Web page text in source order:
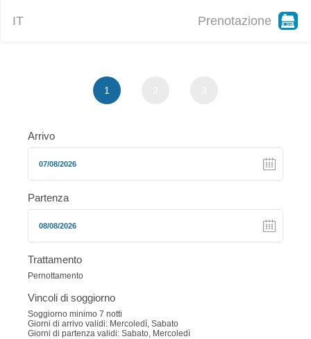
IT Prenotazione
1
Arrivo
Partenza
Trattamento
Pernottamento
Vincoli di soggiorno
Soggiorno minimo 7 notti
Giorni di arrivo validi: Mercoledì, Sabato
Giorni di partenza validi: Sabato, Mercoledì